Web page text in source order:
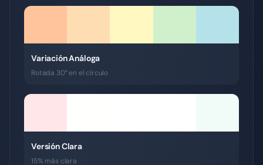
Variación Análoga
Rotada 30° en el círculo
Versión Clara
15% más clara